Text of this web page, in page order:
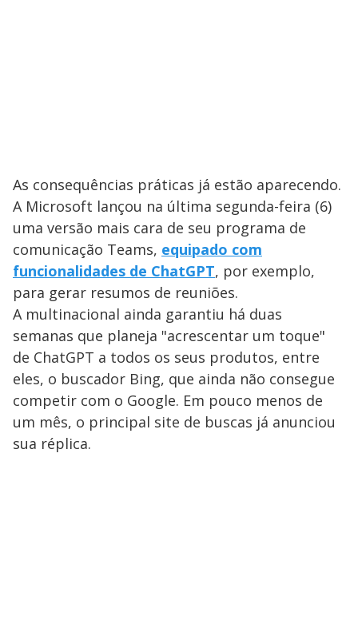
As consequências práticas já estão aparecendo.
A Microsoft lançou na última segunda-feira (6)
uma versão mais cara de seu programa de
comunicação Teams, equipado com
funcionalidades de ChatGPT, por exemplo,
para gerar resumos de reuniões.
A multinacional ainda garantiu há duas
semanas que planeja "acrescentar um toque"
de ChatGPT a todos os seus produtos, entre
eles, o buscador Bing, que ainda não consegue
competir com o Google. Em pouco menos de
um mês, o principal site de buscas já anunciou
sua réplica.